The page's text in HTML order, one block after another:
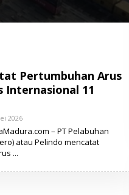
Pertumbuhan Arus
Internasional 11
2026O
E
H
– PT Pelabuhan
atau Pelindo mencatat